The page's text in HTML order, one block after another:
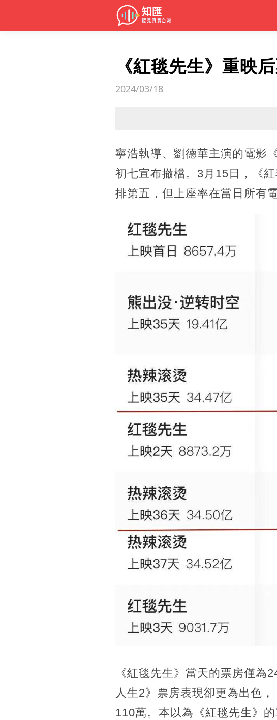
《紅毯先生》重映
2024/03/18
寧浩執導、劉德華主演的電影
初七宣布撤檔。3月15日，《
排第五，但上座率在當日所有
《紅毯先生》當天的票房僅為
人生2》票房表現卻更為出色
110萬。本以為《紅毯先生》